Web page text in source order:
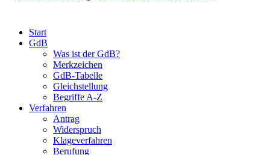
Start
GdB
Was ist der GdB?
Merkzeichen
GdB-Tabelle
Gleichstellung
Begriffe A-Z
Verfahren
Antrag
Widerspruch
Klageverfahren
Berufung